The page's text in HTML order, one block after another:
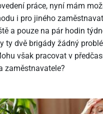
práce, nyní mám
i pro jiného
a pouze na pár hodin
ty dvě brigády žádný
však pracovat v
zaměstnavatele?